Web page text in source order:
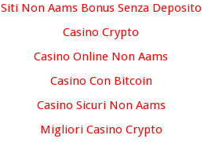
Siti Non Aams Bonus Senza Deposito
Casino Crypto
Casino Online Non Aams
Casino Con Bitcoin
Casino Sicuri Non Aams
Migliori Casino Crypto